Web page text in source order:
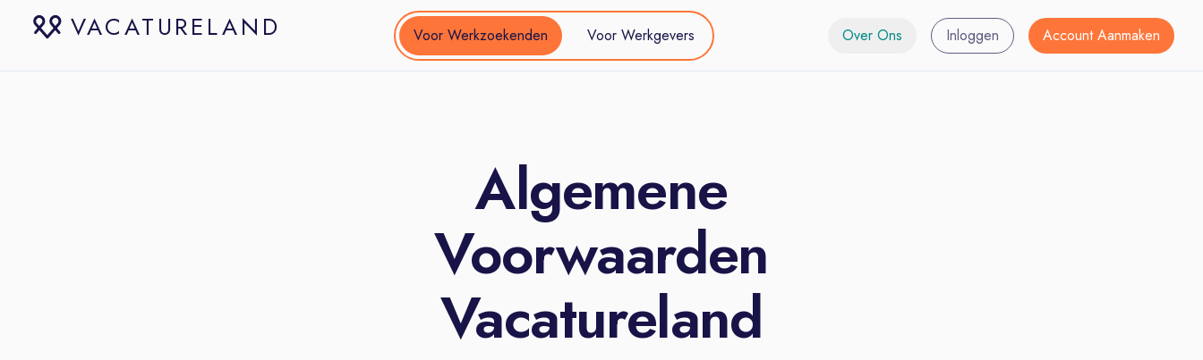
VACATURELAND Voor Werkzoekenden Voor Werkgevers Over Ons Inloggen Account Aanmaken
Algemene
Voorwaarden
Vacatureland